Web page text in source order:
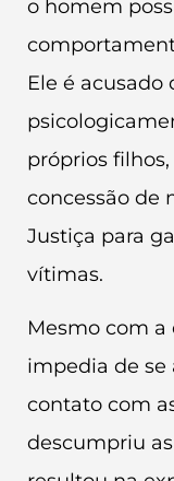
o homem
Ele é acusado
próprios
concessão de
Justiça para
vítimas.
Mesmo com
impedia de
contato com
descumpriu